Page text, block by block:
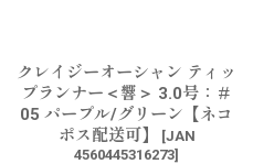
クレイジーオーシャン ティッ
プランナー＜響＞ 3.0号：＃
05 パープル/グリーン【ネコ
ポス配送可】
[JAN
4560445316273]